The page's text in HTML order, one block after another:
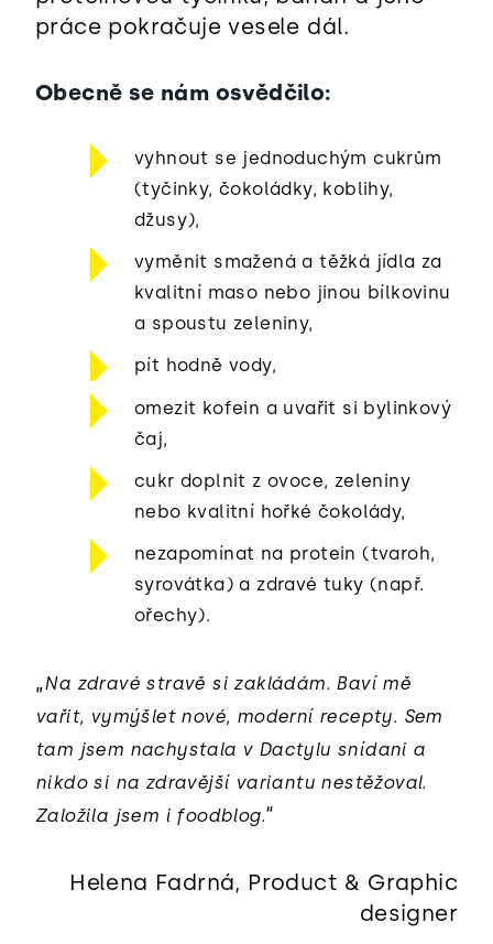
práce pokračuje vesele dál.
Obecně se nám osvědčilo:
vyhnout se jednoduchým cukrům
(tyčinky, čokoládky, koblihy,
džusy),
vyměnit smažená a těžká jídla za
kvalitní maso nebo jinou bílkovinu
a spoustu zeleniny,
pít hodně vody,
omezit kofein a uvařit si bylinkový
čaj,
cukr doplnit z ovoce, zeleniny
nebo kvalitní hořké čokolády,
nezapomínat na protein (tvaroh,
syrovátka) a zdravé tuky (např.
ořechy).
„Na zdravé stravě si zakládám. Baví mě
vařit, vymýšlet nové, moderní recepty. Sem
tam jsem nachystala v Dactylu snídani a
nikdo si na zdravější variantu nestěžoval.
Založila jsem i foodblog.“
Helena Fadrná, Product & Graphic
designer